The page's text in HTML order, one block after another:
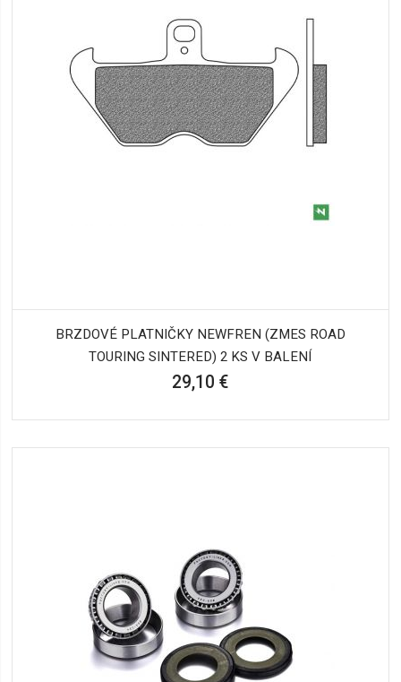
BRZDOVÉ PLATNIČKY NEWFREN (ZMES ROAD
TOURING SINTERED) 2 KS V BALENÍ
29,10 €